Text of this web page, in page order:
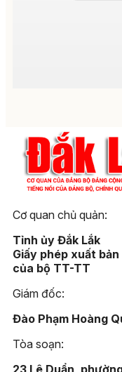
Cơ quan chủ quản:
Tỉnh ủy Đắk Lắk
Giấy phép xuất
của bộ TT-TT
Giám đốc:
Đào Phạm Hoàng
Tòa soạn:
23 Lê Duẩn,